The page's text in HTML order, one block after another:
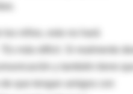
niños, esto no hará
más difícil. Si realmente
y también tiene que
que tengan amigos con